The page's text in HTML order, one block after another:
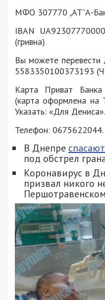
МФО 307770 ,АТ”А-
IBAN
(гривна)
Вы можете перевести
5583350100373193
Карта Приват
(карта оформлена на
Указать: «Для Дениса».
Телефон: 0675622044.
В Днепре
под обстрел
Коронавирус в
призвал никого
Першотравенском